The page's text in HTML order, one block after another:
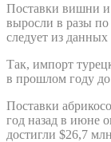
Поставки вишни и
выросли в разы
следует из
Так, импорт
в прошлом году
Поставки
год назад в июне
достигли $26,7